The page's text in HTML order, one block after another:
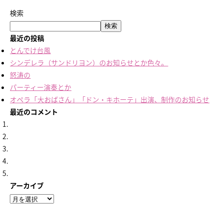
検索
検索
最近の投稿
とんでけ台風
シンデレラ（サンドリヨン）のお知らせとか色々。
怒涛の
パーティー演奏とか
オペラ「大おばさん」「ドン・キホーテ」出演、制作のお知らせ
最近のコメント
アーカイブ
ア